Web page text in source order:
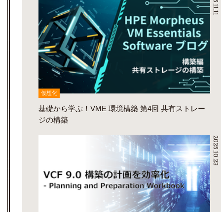
仮想化
基礎から学ぶ！VME 環境構築 第4回 共有ストレー
ジの構築
2025.10.23